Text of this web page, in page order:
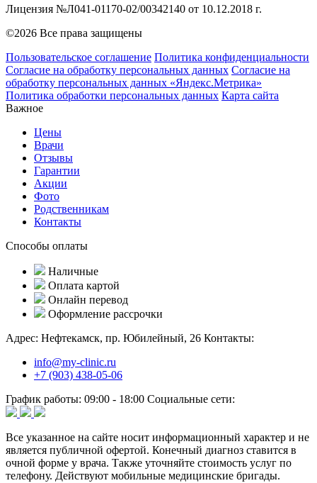
Лицензия №Л041-01170-02/00342140 от 10.12.2018 г.
©2026 Все права защищены
Пользовательское соглашение Политика конфиденциальности
Согласие на обработку персональных данных Согласие на
обработку персональных данных «Яндекс.Метрика»
Политика обработки персональных данных Карта сайта
Важное
Цены
Врачи
Отзывы
Гарантии
Акции
Фото
Родственникам
Контакты
Способы оплаты
Наличные
Оплата картой
Онлайн перевод
Оформление рассрочки
Адрес: Нефтекамск, пр. Юбилейный, 26 Контакты:
info@my-clinic.ru
+7 (903) 438-05-06
График работы: 09:00 - 18:00 Социальные сети:
Все указанное на сайте носит информационный характер и не
является публичной офертой. Конечный диагноз ставится в
очной форме у врача. Также уточняйте стоимость услуг по
телефону. Действуют мобильные медицинские бригады.